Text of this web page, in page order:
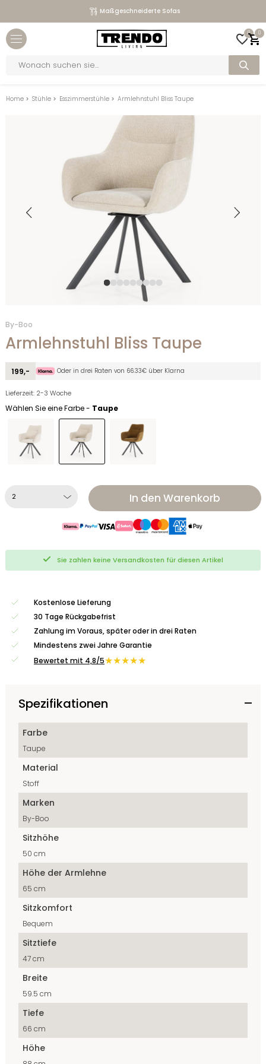
Maßgeschneiderte Sofas
0 0
search
Home > Stühle > Esszimmerstühle > Armlehnstuhl Bliss Taupe
By-Boo
Armlehnstuhl Bliss Taupe
199,- Oder in drei Raten von 66.33€ über Klarna
Lieferzeit: 2-3 Woche
Wählen Sie eine Farbe - Taupe
In den Warenkorb
Sie zahlen keine Versandkosten für diesen Artikel
Kostenlose Lieferung
30 Tage Rückgabefrist
Zahlung im Voraus, später oder in drei Raten
Mindestens zwei Jahre Garantie
Bewertet mit 4,8/5★★★★★
Spezifikationen
Farbe
Taupe
Material
Stoff
Marken
By-Boo
Sitzhöhe
50 cm
Höhe der Armlehne
65 cm
Sitzkomfort
Bequem
Sitztiefe
47 cm
Breite
59.5 cm
Tiefe
66 cm
Höhe